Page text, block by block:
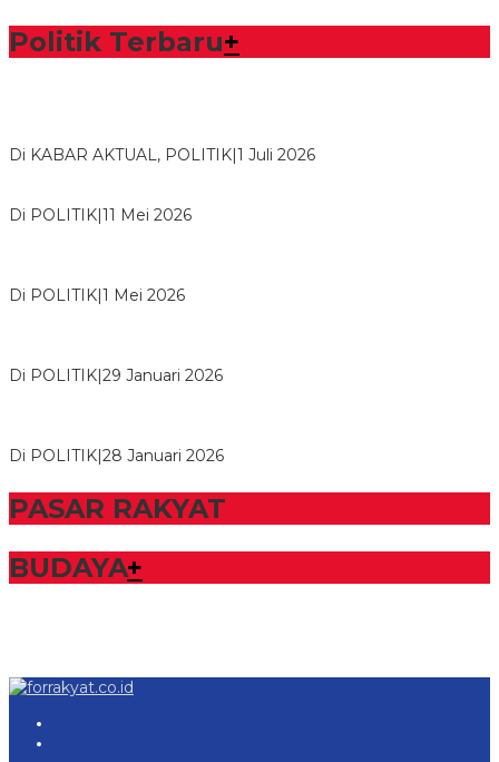
Politik Terbaru+
Di KABAR AKTUAL, POLITIK|1 Juli 2026
Di POLITIK|11 Mei 2026
Di POLITIK|1 Mei 2026
Di POLITIK|29 Januari 2026
Di POLITIK|28 Januari 2026
PASAR RAKYAT
BUDAYA+